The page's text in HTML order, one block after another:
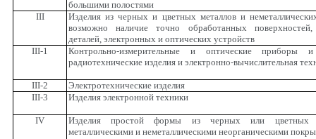
большими полостями
III
Изделия из черных и цветных металлов и
возможно наличие точно обработанных
деталей, электронных и оптических устройств
III-1
Контрольно-измерительные и оптические приборы и
радиотехнические изделия и электронно-вычислительная
III-2
Электротехнические изделия
III-3 Изделия электронной техники
IV
Изделия простой формы из черных или цветных
металлическими и неметаллическими неорганическими